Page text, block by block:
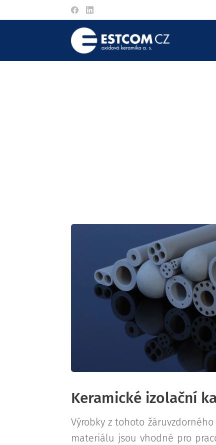
Keramické izolační
Výrobky z tohoto
materiálu jsou vhodné pro